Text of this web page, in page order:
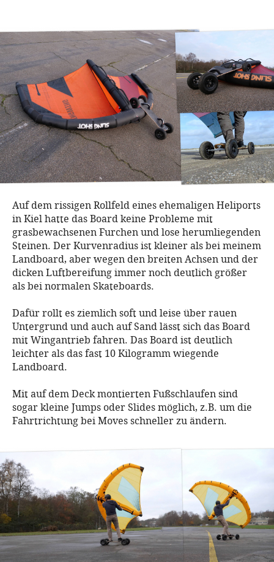
Auf dem rissigen Rollfeld eines ehemaligen Heliports
in Kiel hatte das Board keine Probleme mit
grasbewachsenen Furchen und lose herumliegenden
Steinen. Der Kurvenradius ist kleiner als bei meinem
Landboard, aber wegen den breiten Achsen und der
dicken Luftbereifung immer noch deutlich größer
als bei normalen Skateboards.
Dafür rollt es ziemlich soft und leise über rauen
Untergrund und auch auf Sand lässt sich das Board
mit Wingantrieb fahren. Das Board ist deutlich
leichter als das fast 10 Kilogramm wiegende
Landboard.
Mit auf dem Deck montierten Fußschlaufen sind
sogar kleine Jumps oder Slides möglich, z.B. um die
Fahrtrichtung bei Moves schneller zu ändern.